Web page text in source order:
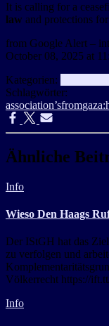
It is calling for a
law and protections
from Google Alert –
October 08, 2025 at
Kategorien:
Schlagwörter:
association’sfromgaza:
Ähnliche
Info
Wieso Den Haags
Der IStGH hat das
zu verfolgen und
Völkerrecht https://
Info